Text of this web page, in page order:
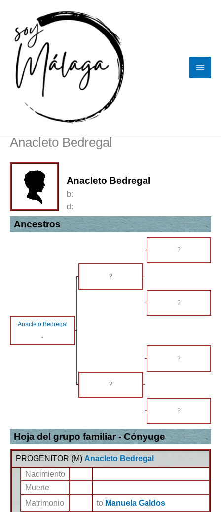
contenido
Anacleto Bedregal
Anacleto Bedregal
b:
d:
Ancestros
?
?
?
Anacleto Bedregal
-
?
?
?
Hoja del grupo familiar - Cónyuge
PROGENITOR (M) Anacleto Bedregal
Nacimiento
Muerte
Matrimonio
to Manuela Galdos